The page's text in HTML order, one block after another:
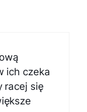
ich czeka
racej się